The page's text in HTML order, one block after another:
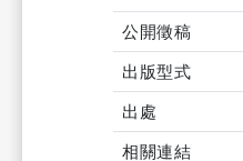
公開徵稿
出版型式
出處
相關連結